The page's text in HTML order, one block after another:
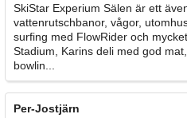
SkiStar Experium Sälen är ett
vattenrutschbanor, vågor,
surfing med FlowRider och
Stadium, Karins deli med god
bowlin...
Per-Jostjärn